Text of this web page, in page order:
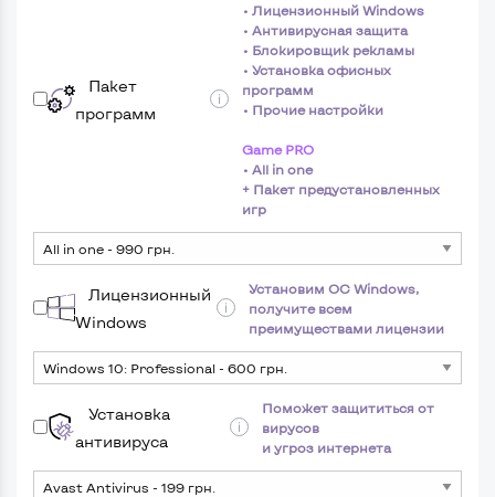
Пакет
программ
• Лицензионный Windows
• Антивирусная защита
• Блокировщик рекламы
• Установка офисных
программ
• Прочие настройки
Game PRO
• All in one
+ Пакет предустановленных
игр
Лицензионный
Windows
Установим ОС Windows,
получите всем
преимуществами лицензии
Установка
антивируса
Поможет защититься от
вирусов
и угроз интернета